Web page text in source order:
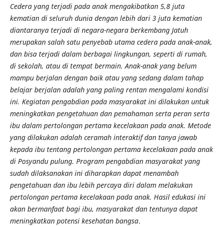
Cedera yang terjadi pada anak mengakibatkan 5,8 juta
kematian di seluruh dunia dengan lebih dari 3 juta kematian
diantaranya terjadi di negara-negara berkembang Jatuh
merupakan salah satu penyebab utama cedera pada anak-anak,
dan bisa terjadi dalam berbagai lingkungan, seperti di rumah,
di sekolah, atau di tempat bermain. Anak-anak yang belum
mampu berjalan dengan baik atau yang sedang dalam tahap
belajar berjalan adalah yang paling rentan mengalami kondisi
ini. Kegiatan pengabdian pada masyarakat ini dilakukan untuk
meningkatkan pengetahuan dan pemahaman serta peran serta
ibu dalam pertolongan pertama kecelakaan pada anak. Metode
yang dilakukan adalah ceramah interaktif dan tanya jawab
kepada ibu tentang pertolongan pertama kecelakaan pada anak
di Posyandu pulung. Program pengabdian masyarakat yang
sudah dilaksanakan ini diharapkan dapat menambah
pengetahuan dan ibu lebih percaya diri dalam melakukan
pertolongan pertama kecelakaan pada anak. Hasil edukasiini
akan bermanfaat bagi ibu, masyarakat dan tentunya dapat
meningkatkan potensi kesehatan bangsa.